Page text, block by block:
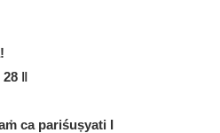
ǁ
ca pariśuṣyati I